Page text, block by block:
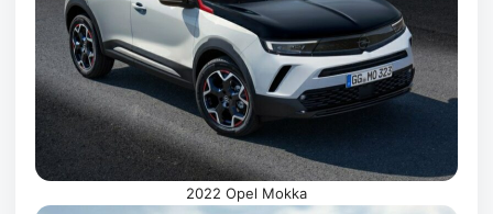
2022 Opel Mokka